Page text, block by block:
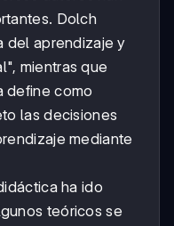
Dolch
del aprendizaje y
mientras que
define como
las decisiones
mediante
ha ido
teóricos se